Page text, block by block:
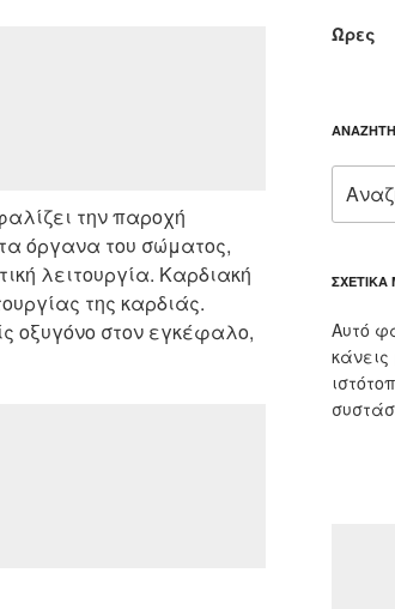
την παροχή
όργανα του σώματος,
λειτουργία. Καρδιακή
της καρδιάς.
οξυγόνο στον εγκέφαλο,
Ώρες
για:
Αυτό